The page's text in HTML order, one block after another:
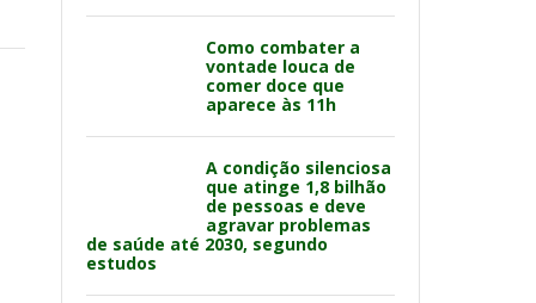
Como combater a
vontade louca de
comer doce que
aparece às 11h
A condição silenciosa
que atinge 1,8 bilhão
de pessoas e deve
agravar problemas
de saúde até 2030, segundo
estudos